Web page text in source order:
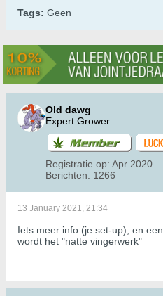
Tags: Geen
Old dawg
Expert Grower
Registratie op: Apr 2020
Berichten: 1266
13 January 2021, 21:34
Iets meer info (je set-up), en
wordt het "natte vingerwerk"